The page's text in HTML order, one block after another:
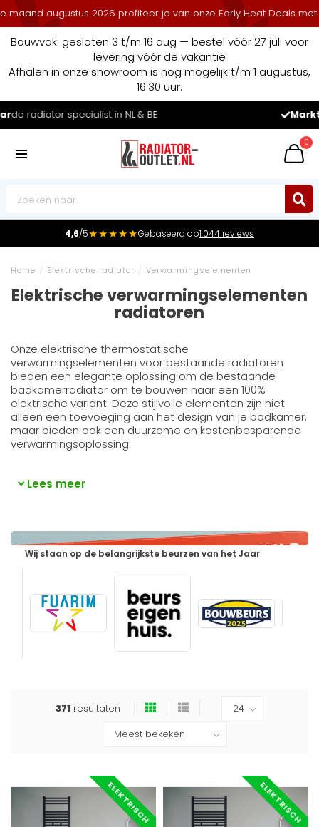
2026 profiteer je van onze Early Heat Deals met
Bouwvak: gesloten 3 t/m 16 aug — bestel vóór 27 juli voor
levering vóór de vakantie
Afhalen in onze showroom is nog mogelijk t/m 1 augustus,
16:30 uur.
Marktleiderin radiatoren in de Benelux
0
4,6/5★★★★★Gebaseerd op1.044 reviews
Home / Elektrische radiator / Verwarmingselementen
Elektrische verwarmingselementen
radiatoren
Onze elektrische thermostatische
verwarmingselementen voor bestaande radiatoren
bieden een elegante oplossing om de bestaande
badkamerradiator om te bouwen naar een 100%
elektrische variant. Deze stijlvolle elementen zijn niet
alleen een toevoeging aan het design van je badkamer,
maar bieden ook een duurzame en kostenbesparende
verwarmingsoplossing.
Lees meer
Wij staan op de belangrijkste beurzen van het Jaar
371 resultaten
ELEKTRISCH ELEKTRISCH